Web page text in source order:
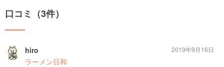
口コミ（3件）
hiro
ラーメン日和
2019年9月16日